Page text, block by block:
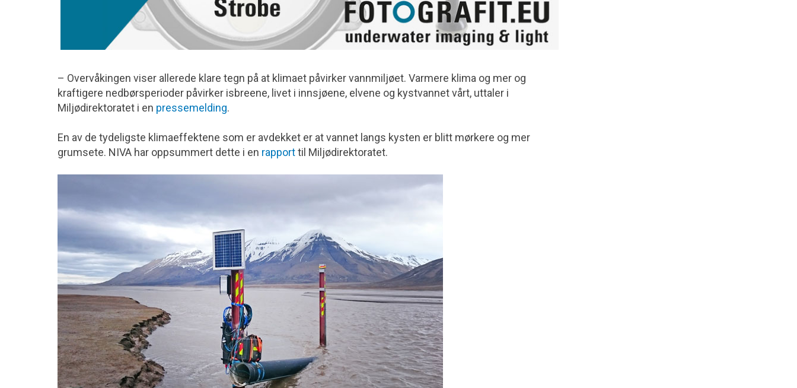
– Overvåkingen viser allerede klare tegn på at klimaet påvirker vannmiljøet. Varmere klima og mer og
kraftigere nedbørsperioder påvirker isbreene, livet i innsjøene, elvene og kystvannet vårt, uttaler i
Miljødirektoratet i en pressemelding.
En av de tydeligste klimaeffektene som er avdekket er at vannet langs kysten er blitt mørkere og mer
grumsete. NIVA har oppsummert dette i en rapporttil Miljødirektoratet.